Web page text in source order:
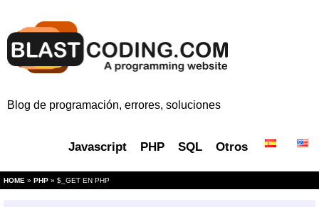
Blog de programación, errores, soluciones
Javascript PHP SQL Otros
HOME » PHP » $_GET EN PHP